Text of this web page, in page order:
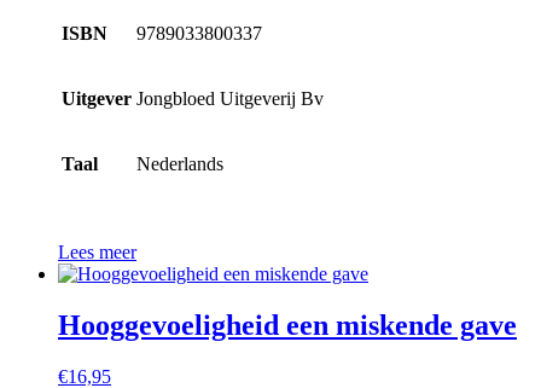
ISBN 9789033800337
Uitgever Jongbloed Uitgeverij Bv
Taal Nederlands
Lees meer
Hooggevoeligheid een miskende gave
€16,95